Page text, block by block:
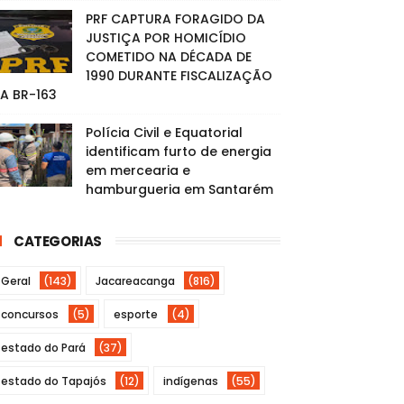
PRF CAPTURA FORAGIDO DA
JUSTIÇA POR HOMICÍDIO
COMETIDO NA DÉCADA DE
1990 DURANTE FISCALIZAÇÃO
BR-163
Polícia Civil e Equatorial
identificam furto de energia
em mercearia e
hamburgueria em Santarém
CATEGORIAS
Geral (143) Jacareacanga (816)
concursos (5) esporte (4)
estado do Pará (37)
estado do Tapajós (12) indígenas (55)